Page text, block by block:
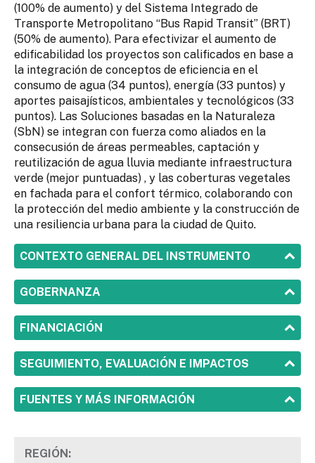
(100% de aumento) y del Sistema Integrado de
Transporte Metropolitano “Bus Rapid Transit” (BRT)
(50% de aumento). Para efectivizar el aumento de
edificabilidad los proyectos son calificados en base a
la integración de conceptos de eficiencia en el
consumo de agua (34 puntos), energía (33 puntos) y
aportes paisajísticos, ambientales y tecnológicos (33
puntos). Las Soluciones basadas en la Naturaleza
(SbN) se integran con fuerza como aliados en la
consecusión de áreas permeables, captación y
reutilización de agua lluvia mediante infraestructura
verde (mejor puntuadas) , y las coberturas vegetales
en fachada para el confort térmico, colaborando con
la protección del medio ambiente y la construcción de
una resiliencia urbana para la ciudad de Quito.
SHOW
CONTEXTO GENERAL DEL INSTRUMENTO
SHOW
GOBERNANZA
SHOW
FINANCIACIÓN
SHOW
SEGUIMIENTO, EVALUACIÓN E IMPACTOS
SHOW
FUENTES Y MÁS INFORMACIÓN
REGIÓN: